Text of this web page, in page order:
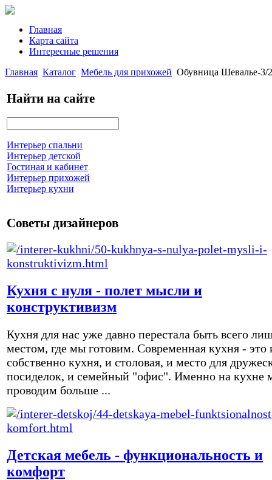
Главная
Карта сайта
Интересные решения
Главная Каталог Мебель для прихожей Обувница Шевалье-3/
Найти на сайте
Интерьер спальни
Интерьер детской
Гостиная и кабинет
Интерьер прихожей
Интерьер кухни
Советы дизайнеров
Кухня с нуля - полет мысли и
конструктивизм
Кухня для нас уже давно перестала быть всего
местом, где мы готовим. Современная кухня - это
собственно кухня, и столовая, и место для
посиделок, и семейный "офис". Именно на кухне
проводим больше ...
Детская мебель - функциональность и
комфорт